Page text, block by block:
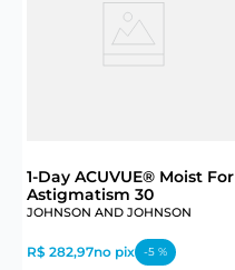
1-Day ACUVUE® Moist For
Astigmatism 30
JOHNSON AND JOHNSON
R$ 282,97no pix -5 %